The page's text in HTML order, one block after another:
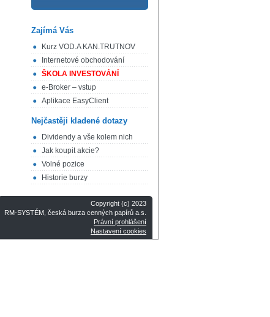
Zajímá Vás
Kurz VOD.A KAN.TRUTNOV
Internetové obchodování
ŠKOLA INVESTOVÁNÍ
e-Broker – vstup
Aplikace EasyClient
Nejčastěji kladené dotazy
Dividendy a vše kolem nich
Jak koupit akcie?
Volné pozice
Historie burzy
Copyright (c) 2023
RM-SYSTÉM, česká burza cenných papírů a.s.
Právní prohlášení
Nastavení cookies